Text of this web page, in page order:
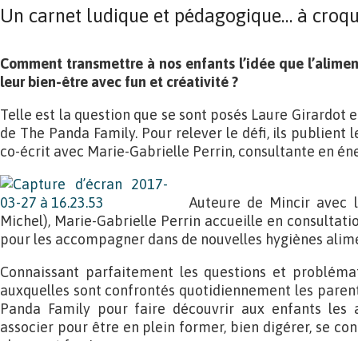
Un carnet ludique et pédagogique… à
Comment transmettre à nos enfants l’idée que
leur bien-être avec fun et créativité ?
Telle est la question que se sont posés Laure Girardot
de The Panda Family. Pour relever le défi, ils publient
co-écrit avec Marie-Gabrielle Perrin, consultante en
Auteure de Mincir avec
Michel), Marie-Gabrielle Perrin accueille en
pour les accompagner dans de nouvelles hygiènes
Connaissant parfaitement les questions et
auxquelles sont confrontés quotidiennement les
Panda Family pour faire découvrir aux enfants les
associer pour être en plein former, bien digérer, se